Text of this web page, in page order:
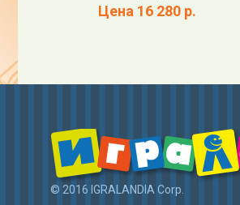
Цена 16 280 р.
© 2016 IGRALANDIA Corp.